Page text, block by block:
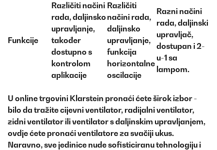
Funkcije
Različiti načini
rada, daljinsko
upravljanje,
također
dostupno s
kontrolom
aplikacije
Različiti
načini rada,
daljinsko
upravljanje,
funkcija
horizontalne
oscilacije
Razni načini
rada, daljinski
upravljač,
dostupan i 2-
u-1 sa
lampom.
U online trgovini Klarstein pronaći ćete širok izbor -
bilo da tražite cijevni ventilator, radijalni ventilator,
zidni ventilator ili ventilator s daljinskim upravljanjem,
ovdje ćete pronaći ventilatore za svačiji ukus.
Naravno, sve jedinice nude sofisticiranu tehnologiju i